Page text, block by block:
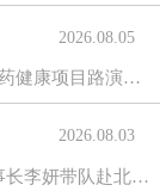
2026.08.05
8月6日重点实验室成果转化系列活动：7个医药健康项目路演丨路演预告 8月6日，由中关村资本联合承办的重点实验室成果转化系列活动——医药健康项目路演活动将在中关村国际技术交易中心举办。
2026.08.03
8月1日上午，中关村发展集团党委书记、董事长李妍带队赴北京大学，与北京大学副校长、中国科学院院士、工学部主任段慧玲开展座谈交流，双方重点围绕教科人一体化建设、科技成果转化、科创人才培养等...